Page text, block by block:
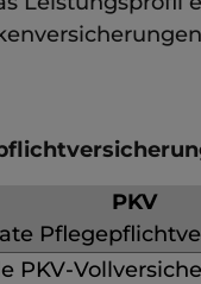
PKV
PKV-